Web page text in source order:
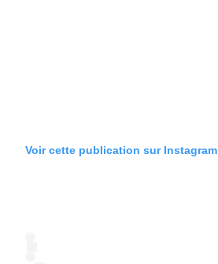
Voir cette publication sur Instagram